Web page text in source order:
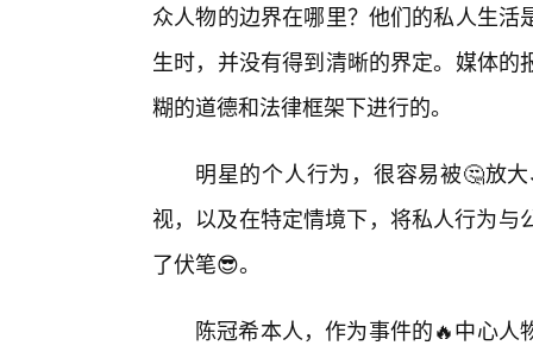
众人物的边界在哪里？他们的私人生
生时，并没有得到清晰的界定。媒体
糊的道德和法律框架下进行的。
明星的个人行为，很容易被🤔放
视，以及在特定情境下，将私人行为
了伏笔😎。
陈冠希本人，作为事件的🔥中心